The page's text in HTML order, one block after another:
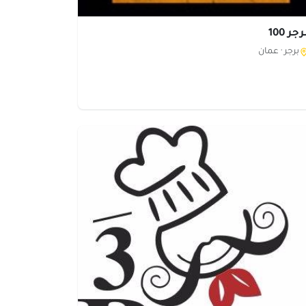
100
برجر · عمان